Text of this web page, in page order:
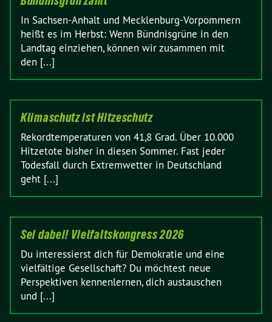
In Sachsen-Anhalt und Mecklenburg-Vorpommern
heißt es im Herbst: Wenn Bündnisgrüne in den
Landtag einziehen, können wir zusammen mit
den [...]
Klimaschutz ist Hitzeschutz
Rekordtemperaturen von 41,8 Grad. Über 10.000
Hitzetote bisher in diesen Sommer. Fast jeder
Todesfall durch Extremwetter in Deutschland
geht [...]
Sei dabei! Vielfaltskongress 2026
Du interessierst dich für Demokratie und eine
vielfältige Gesellschaft? Du möchtest neue
Perspektiven kennenlernen, dich austauschen
und [...]